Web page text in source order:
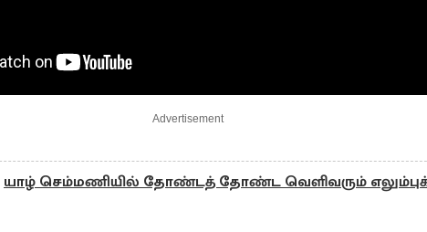
Advertisement
யாழ் செம்மணியில் தோண்டத் தோண்ட வெளிவரும்